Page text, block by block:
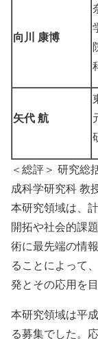
向川 康博
矢代 航
＜総評＞ 研究総
成科学研究科 教授
本研究領域は、
開拓や社会的課
術に最先端の情
ることによって
発とその応用を目
本研究領域は平
る募集でした。